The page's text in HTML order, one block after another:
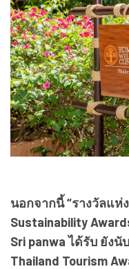
นอกจากนี้ “รางวัลแห่
Sustainability
Sri panwa ได้รับ ยัง
Thailand Tourism